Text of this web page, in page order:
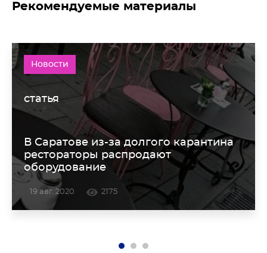
Рекомендуемые материалы
Новости
статья
В Саратове из-за долгого карантина
рестораторы распродают
оборудование
19 авг. 2020 2175